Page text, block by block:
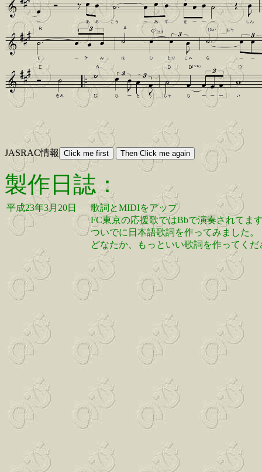
JASRAC情報
製作日誌：
平成23年3月20日
歌詞とMIDIをアップ
FC東京の応援歌ではBbで演奏されてま
ついでに日本語歌詞を作ってみました。
どなたか、もっといい歌詞を作ってくだ